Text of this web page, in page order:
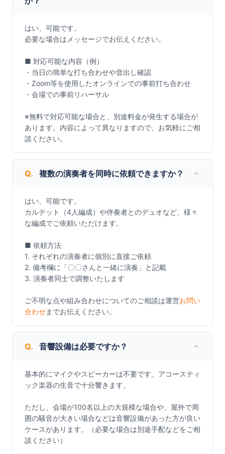
はい、可能です。
必要な場合はメッセージでお伝えください。
■ 対応可能な内容（例）
・当日の簡単な打ち合わせや音出し確認
・Zoom等を使用したオンラインでの事前打ち合わせ
・会場での事前リハーサル
※無料で対応可能な場合と、別途料金が発生する場合が
あります。内容によって異なりますので、お気軽にご相
談ください。
Q. 複数の演奏者を同時に依頼できますか？
はい、可能です。
カルテット（4人編成）や伴奏者とのデュオなど、様々
な編成でご依頼いただけます。
■ 依頼方法
1. それぞれの演奏者に個別に直接ご依頼
2. 備考欄に「〇〇さんと一緒に演奏」と記載
3. 演奏者同士で調整いたします
ご不明な点や組み合わせについてのご相談は運営お問い
合わせまでお伝えください。
Q. 音響設備は必要ですか？
基本的にマイクやスピーカーは不要です。アコースティ
ック楽器の生音で十分響きます。
ただし、会場が100名以上の大規模な場合や、屋外で周
囲の騒音が大きい場合などは音響設備があった方が良い
ケースがあります。（必要な場合は別途手配などをご相
談ください）